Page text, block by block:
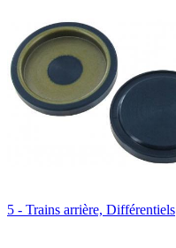
5 - Trains arrière, Différentiels